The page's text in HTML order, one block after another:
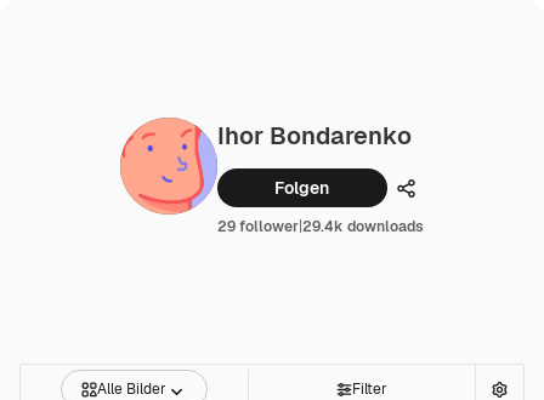
Ihor Bondarenko
Folgen Teilen
29 follower|29.4k downloads
Alle Bilder Filter